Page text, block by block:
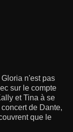
n'est pas
sur le compte
et Tina à se
de Dante,
que le